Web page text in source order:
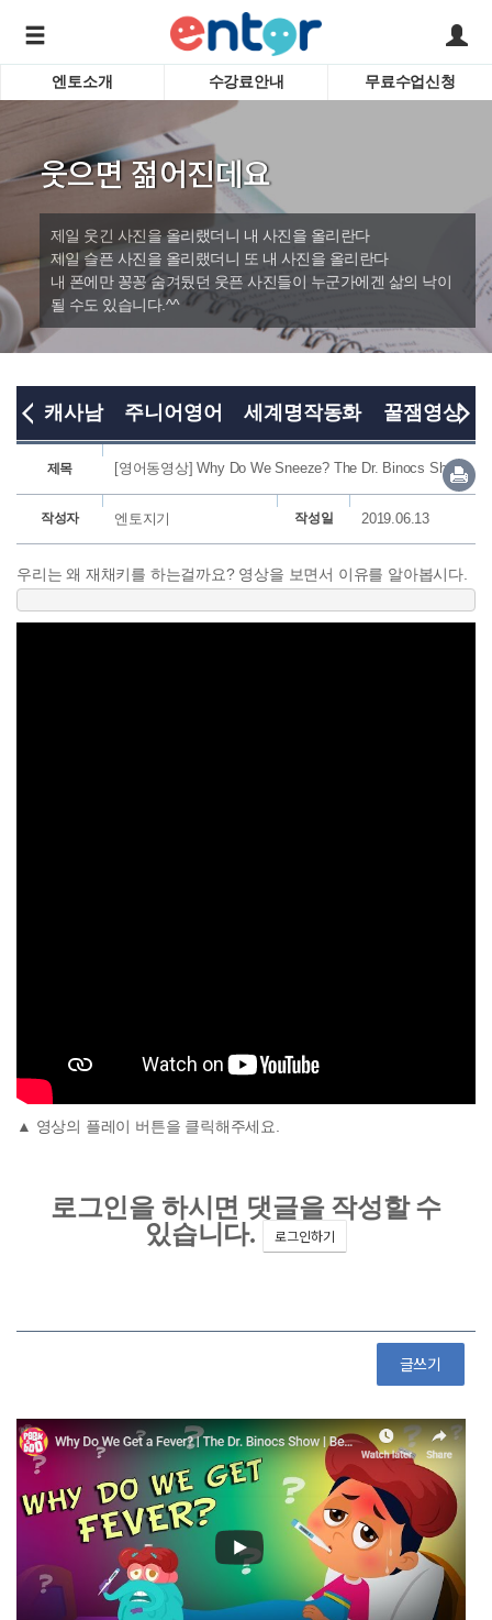
학습도우미 G1
바로가기
서비스안내
어린이
영자신
수업교
엔토소개 수강료안내 무료수업신청
웃으면 젊어진데요
제일 웃긴 사진을 올리랬더니 내 사진을 올리란다
제일 슬픈 사진을 올리랬더니 또 내 사진을 올리란다
내 폰에만 꽁꽁 숨겨뒀던 웃픈 사진들이 누군가에겐 삶의 낙이
될 수도 있습니다.^^
캐사남 주니어영어 세계명작동화 꿀잼영상
제목 [영어동영상] Why Do We Sneeze? The Dr. Binocs Show
작성자 엔토지기 작성일 2019.06.13
우리는 왜 재채키를 하는걸까요? 영상을 보면서 이유를 알아봅시다.
▲ 영상의 플레이 버튼을 클릭해주세요.
글쓰기